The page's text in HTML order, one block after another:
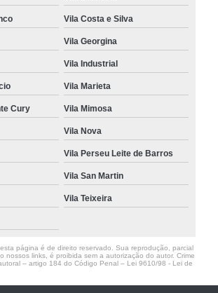
Vila Costa e Silva
Vila Georgina
Vila Industrial
Vila Marieta
Cury Vila Mimosa
Vila Nova
Vila Perseu Leite de Barros
Vila San Martin
Vila Teixeira
página é de direito reservado. Sua reprodução, parcial
nossos links, é proibida sem a autorização do autor. Crime
– artigo 184 do Código Penal – Lei 9610/98 - Lei de